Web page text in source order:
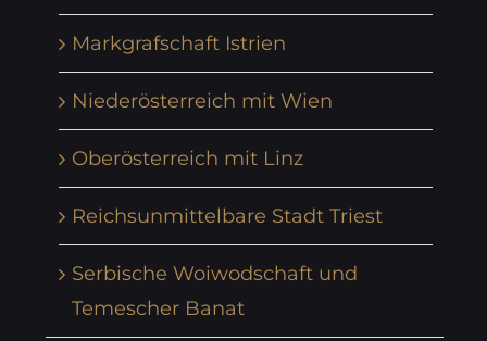
Markgrafschaft Istrien
Niederösterreich mit Wien
Oberösterreich mit Linz
Reichsunmittelbare Stadt Triest
Serbische Woiwodschaft und
Temescher Banat